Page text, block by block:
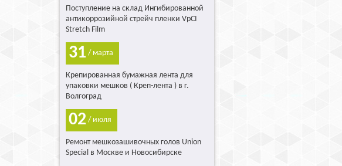
Поступление на склад Ингибированной
антикоррозийной стрейч пленки VpCI
Stretch Film
31 / марта
Крепированная бумажная лента для
упаковки мешков ( Креп-лента ) в г.
Волгоград
02 / июля
Ремонт мешкозашивочных голов Union
Special в Москве и Новосибирске